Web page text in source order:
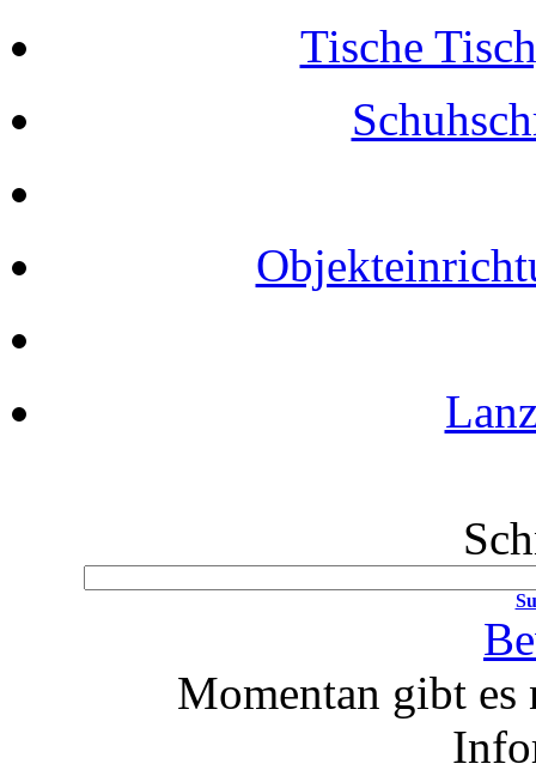
Tische
Momentan gibt es